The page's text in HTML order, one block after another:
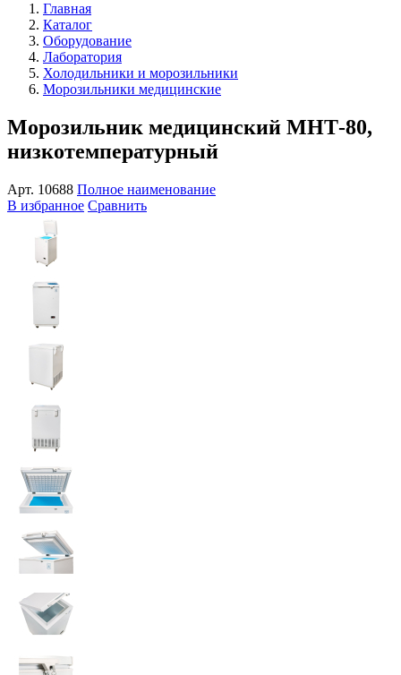
Главная
Каталог
Оборудование
Лаборатория
Холодильники и морозильники
Морозильники медицинские
Морозильник медицинский МНТ-80,
низкотемпературный
Арт. 10688 Полное наименование
В избранное Сравнить